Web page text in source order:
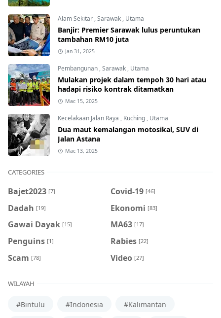
Alam Sekitar ,Sarawak , Utama
Banjir: Premier Sarawak lulus peruntukan
tambahan RM10 juta
Jan 31, 2025
Pembangunan ,Sarawak , Utama
Mulakan projek dalam tempoh 30 hari atau
hadapi risiko kontrak ditamatkan
Mac 15, 2025
Kecelakaan Jalan Raya , Kuching , Utama
Dua maut kemalangan motosikal, SUV di
Jalan Astana
Mac 13, 2025
CATEGORIES
Bajet2023 [7] Covid-19 [46]
Dadah [19] Ekonomi [83]
Gawai Dayak [15] MA63 [17]
Penguins [1] Rabies [22]
Scam [78] Video [27]
WILAYAH
#Bintulu #Indonesia #Kalimantan